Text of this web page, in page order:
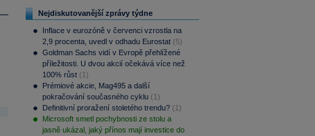
Nejdiskutovanější zprávy týdne
Inflace v eurozóně v červenci vzrostla na
2,9 procenta, uvedl v odhadu Eurostat (5)
Goldman Sachs vidí v Evropě přehlížené
příležitosti. U dvou akcií očekává více než
100% růst (1)
Prémiové akcie, Mag495 a další
pokračování současného cyklu (1)
Definitivní proražení stoletého trendu? (1)
Microsoft smetl pochybnosti ze stolu a
jasně ukázal, jaký přínos mají investice do